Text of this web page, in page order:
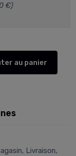
€)
au panier
Livraison,